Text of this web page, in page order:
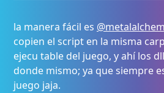
la manera fácil es
copien el script en la misma
ejecu table del juego, y ahí los
donde mismo; ya que siempre
juego jaja.